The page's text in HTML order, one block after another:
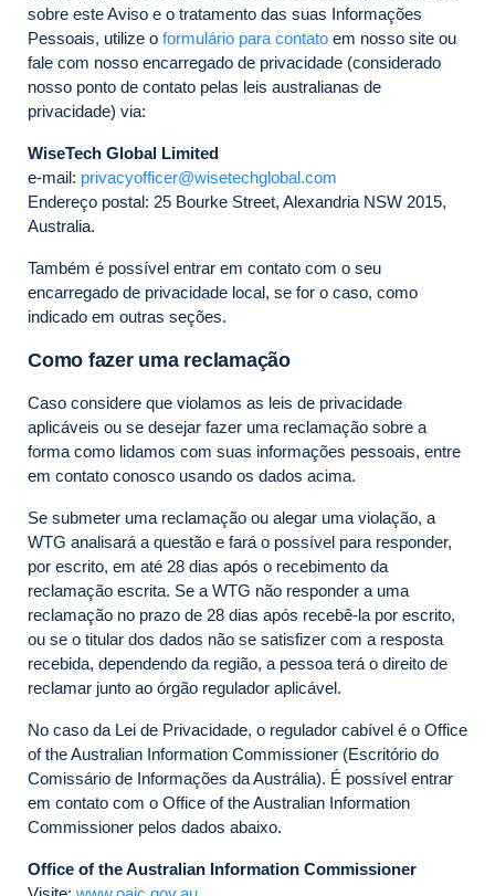
sobre este Aviso e o tratamento das suas Informações
Pessoais, utilize o formulário para contato em nosso site ou
fale com nosso encarregado de privacidade (considerado
nosso ponto de contato pelas leis australianas de
privacidade) via:
WiseTech Global Limited
e-mail: privacyofficer@wisetechglobal.com
Endereço postal: 25 Bourke Street, Alexandria NSW 2015,
Australia.
Também é possível entrar em contato com o seu
encarregado de privacidade local, se for o caso, como
indicado em outras seções.
Como fazer uma reclamação
Caso considere que violamos as leis de privacidade
aplicáveis ou se desejar fazer uma reclamação sobre a
forma como lidamos com suas informações pessoais, entre
em contato conosco usando os dados acima.
Se submeter uma reclamação ou alegar uma violação, a
WTG analisará a questão e fará o possível para responder,
por escrito, em até 28 dias após o recebimento da
reclamação escrita. Se a WTG não responder a uma
reclamação no prazo de 28 dias após recebê-la por escrito,
ou se o titular dos dados não se satisfizer com a resposta
recebida, dependendo da região, a pessoa terá o direito de
reclamar junto ao órgão regulador aplicável.
No caso da Lei de Privacidade, o regulador cabível é o Office
of the Australian Information Commissioner (Escritório do
Comissário de Informações da Austrália). É possível entrar
em contato com o Office of the Australian Information
Commissioner pelos dados abaixo.
Office of the Australian Information Commissioner